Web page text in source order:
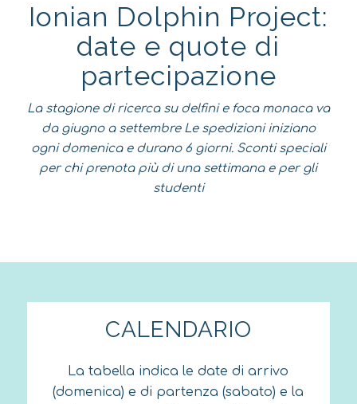
Ionian Dolphin Project:
date e quote di
partecipazione
La stagione di ricerca su delfini e foca monaca va
da giugno a settembre Le spedizioni iniziano
ogni domenica e durano 6 giorni. Sconti speciali
per chi prenota più di una settimana e per gli
studenti
CALENDARIO
La tabella indica le date di arrivo
(domenica) e di partenza (sabato) e la